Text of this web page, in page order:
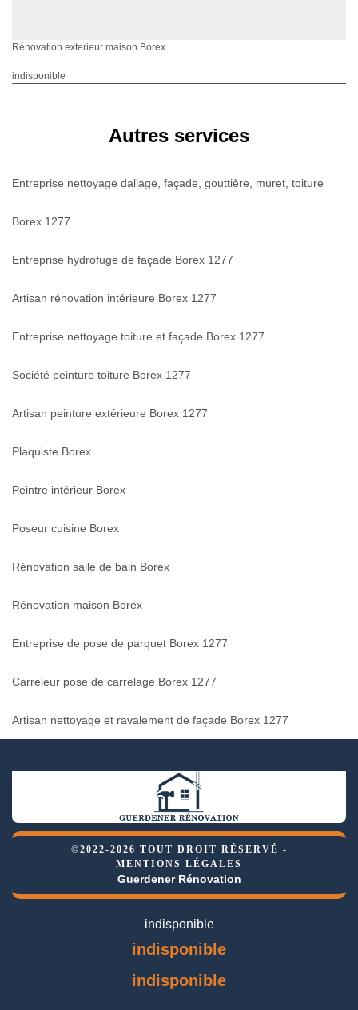
Rénovation exterieur maison Borex
indisponible
Autres services
Entreprise nettoyage dallage, façade, gouttière, muret, toiture
Borex 1277
Entreprise hydrofuge de façade Borex 1277
Artisan rénovation intérieure Borex 1277
Entreprise nettoyage toiture et façade Borex 1277
Société peinture toiture Borex 1277
Artisan peinture extérieure Borex 1277
Plaquiste Borex
Peintre intérieur Borex
Poseur cuisine Borex
Rénovation salle de bain Borex
Rénovation maison Borex
Entreprise de pose de parquet Borex 1277
Carreleur pose de carrelage Borex 1277
Artisan nettoyage et ravalement de façade Borex 1277
©2022-2026 TOUT DROIT RÉSERVÉ -
MENTIONS LÉGALES
Guerdener Rénovation
indisponible
indisponible
indisponible